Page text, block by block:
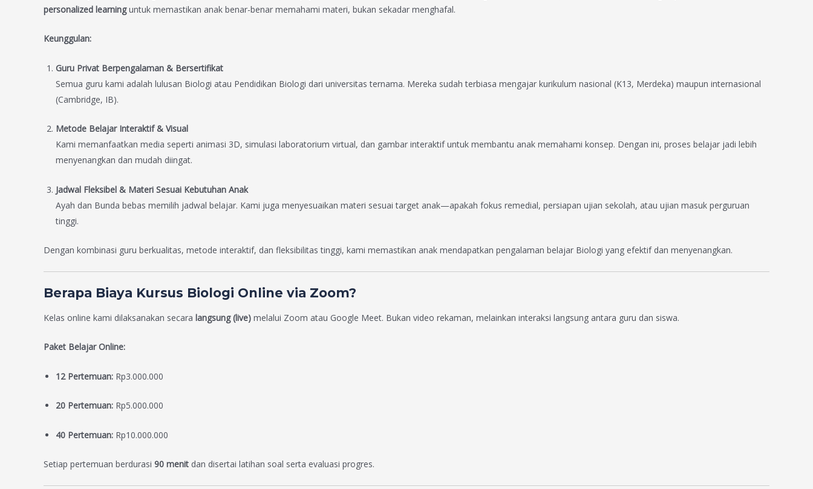
personalized learninguntuk memastikan anak benar-benar memahami materi, bukan sekadar menghafal.
Keunggulan:
Guru Privat Berpengalaman & Bersertifikat
Semua guru kami adalah lulusan Biologi atau Pendidikan Biologi dari universitas ternama. Mereka sudah terbiasa mengajar kurikulum nasional (K13, Merdeka) maupun internasional
(Cambridge, IB).
Metode Belajar Interaktif & Visual
Kami memanfaatkan media seperti animasi 3D, simulasi laboratorium virtual, dan gambar interaktif untuk membantu anak memahami konsep. Dengan ini, proses belajar jadi lebih
menyenangkan dan mudah diingat.
Jadwal Fleksibel & Materi Sesuai Kebutuhan Anak
Ayah dan Bunda bebas memilih jadwal belajar. Kami juga menyesuaikan materi sesuai target anak—apakah fokus remedial, persiapan ujian sekolah, atau ujian masuk perguruan
tinggi.
Dengan kombinasi guru berkualitas, metode interaktif, dan fleksibilitas tinggi, kami memastikan anak mendapatkan pengalaman belajar Biologi yang efektif dan menyenangkan.
Berapa Biaya Kursus Biologi Online via Zoom?
Kelas online kami dilaksanakan secara langsung (live) melalui Zoom atau Google Meet. Bukan video rekaman, melainkan interaksi langsung antara guru dan siswa.
Paket Belajar Online:
12 Pertemuan: Rp3.000.000
20 Pertemuan: Rp5.000.000
40 Pertemuan: Rp10.000.000
Setiap pertemuan berdurasi 90 menit dan disertai latihan soal serta evaluasi progres.